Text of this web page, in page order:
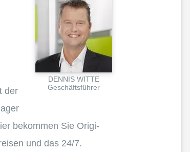
DENNIS WITTE
Geschäfts­füh­rer
der
bekom­men Sie Origi­
und das 24/7.